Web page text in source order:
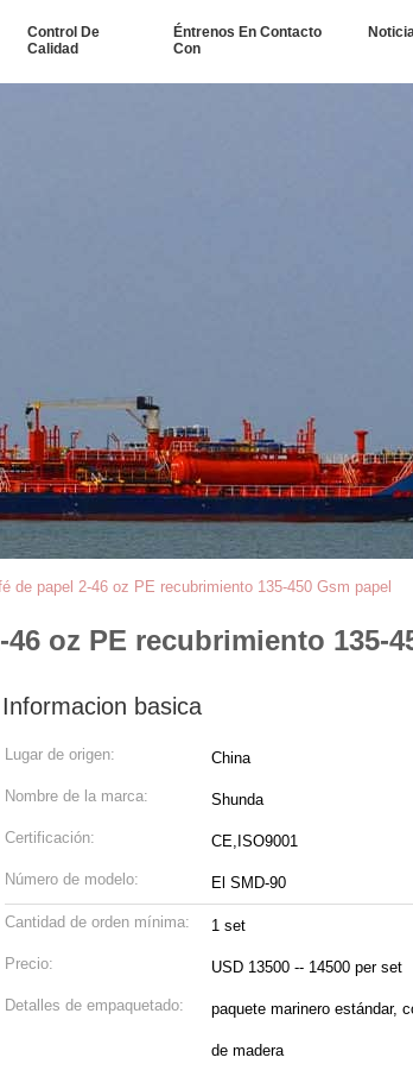
Control De
Calidad
Éntrenos En Contacto
Con
de papel 2-46 oz PE recubrimiento 135-450 Gsm papel
oz PE recubrimiento 135-
Informacion basica
Lugar de origen: China
Nombre de la marca: Shunda
Certificación: CE,ISO9001
Número de modelo: El SMD-90
Cantidad de orden mínima: 1 set
Precio: USD 13500 -- 14500 per set
Detalles de empaquetado: paquete marinero estándar,
de madera